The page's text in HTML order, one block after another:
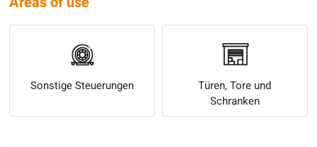
Sonstige Steuerungen
Türen, Tore und
Schranken